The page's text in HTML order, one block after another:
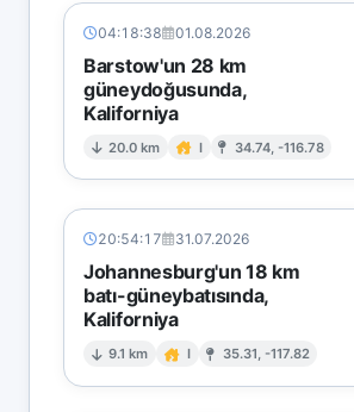
04:18:38 01.08.2026
Barstow'un 28 km
güneydoğusunda,
Kaliforniya
20.0 km I 34.74, -116.78
20:54:17 31.07.2026
Johannesburg'un 18 km
batı-güneybatısında,
Kaliforniya
9.1 km I 35.31, -117.82